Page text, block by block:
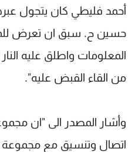
أحمد فليطي كان يتجول
حسين ح. سبق ان تعرض
المعلومات واطلق عليه
من القاء القبض عليه".
وأشار المصدر الى "ان
اتصال وتنسيق مع